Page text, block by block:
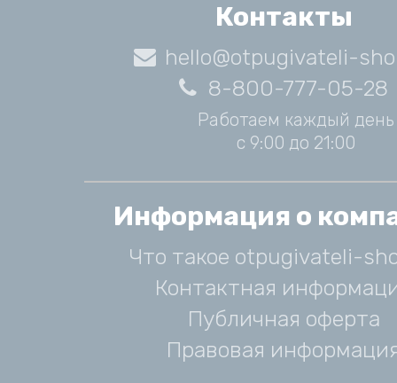
Контакты
hello@otpugivateli-
8-800-777-05-28
Работаем каждый день
с 9:00 до 21:00
Информация о
Что такое otpugivateli-
Контактная
Публичная оферта
Правовая